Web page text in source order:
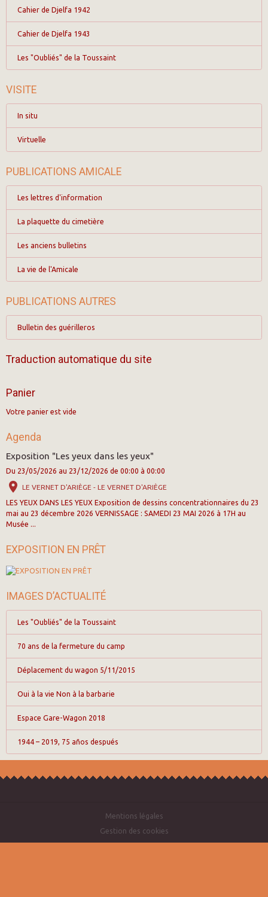
Cahier de Djelfa 1942
Cahier de Djelfa 1943
Les "Oubliés" de la Toussaint
VISITE
In situ
Virtuelle
PUBLICATIONS AMICALE
Les lettres d'information
La plaquette du cimetière
Les anciens bulletins
La vie de l'Amicale
PUBLICATIONS AUTRES
Bulletin des guérilleros
Traduction automatique du site
Panier
Votre panier est vide
Agenda
Exposition "Les yeux dans les yeux"
Du 23/05/2026 au 23/12/2026 de 00:00 à 00:00
LE VERNET D'ARIÈGE - LE VERNET D'ARIÈGE
LES YEUX DANS LES YEUX Exposition de dessins concentrationnaires du 23
mai au 23 décembre 2026 VERNISSAGE : SAMEDI 23 MAI 2026 à 17H au
Musée ...
EXPOSITION EN PRÊT
IMAGES D’ACTUALITÉ
Les "Oubliés" de la Toussaint
70 ans de la fermeture du camp
Déplacement du wagon 5/11/2015
Oui à la vie Non à la barbarie
Espace Gare-Wagon 2018
1944 – 2019, 75 años después
Mentions légales
Gestion des cookies